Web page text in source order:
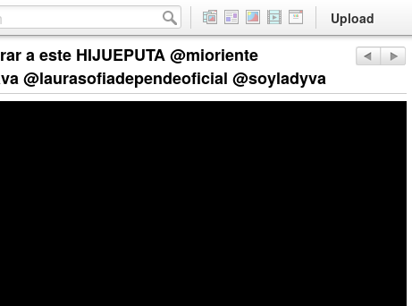
Upload
a este HIJUEPUTA @mioriente
@laurasofiadependeoficial @soyladyva